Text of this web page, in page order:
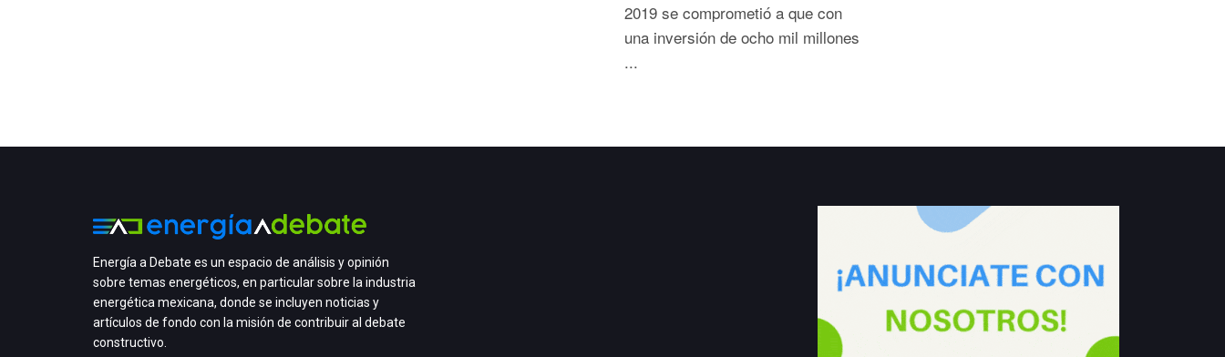
2019 se comprometió a que con
una inversión de ocho mil millones
...
Energía a Debate es un espacio de análisis y opinión
sobre temas energéticos, en particular sobre la industria
energética mexicana, donde se incluyen noticias y
artículos de fondo con la misión de contribuir al debate
constructivo.